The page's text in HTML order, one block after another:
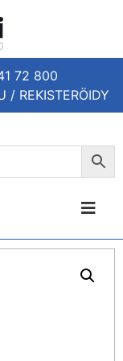
72 800
/ REKISTERÖIDY